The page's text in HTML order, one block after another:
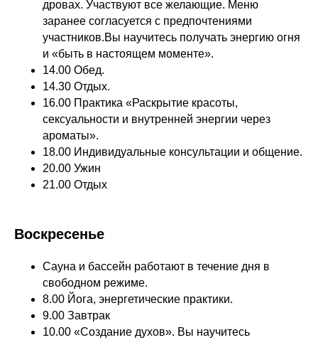
дровах. Участвуют все желающие. Меню
заранее согласуется с предпочтениями
участников.Вы научитесь получать энергию огня
и «быть в настоящем моменте».
14.00 Обед.
14.30 Отдых.
16.00 Практика «Раскрытие красоты,
сексуальности и внутренней энергии через
ароматы».
18.00 Индивидуальные консультации и общение.
20.00 Ужин
21.00 Отдых
Воскресенье
Сауна и бассейн работают в течение дня в
свободном режиме.
8.00 Йога, энергетические практики.
9.00 Завтрак
10.00 «Создание духов». Вы научитесь